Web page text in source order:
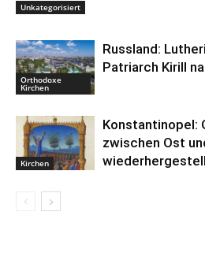
Unkategorisiert
Orthodoxe
Kirchen
Russland:
Patriarch Kirill
Kirchen
Konstantinopel:
zwischen Ost